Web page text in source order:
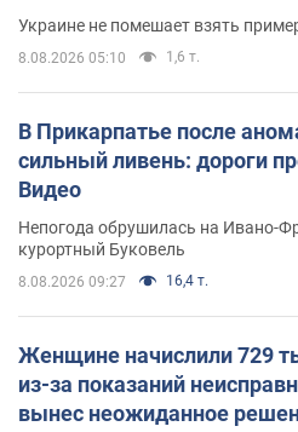
Украине не помешает взять
8.08.2026 05:10 1,6 т.
В Прикарпатье после
сильный ливень: дороги
Видео
Непогода обрушилась на Ивано-
курортный Буковель
8.08.2026 09:27 16,4 т.
Женщине начислили 729
из-за показаний
вынес неожиданное